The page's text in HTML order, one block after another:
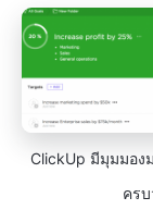
ClickUp มีมุมมอง
คร